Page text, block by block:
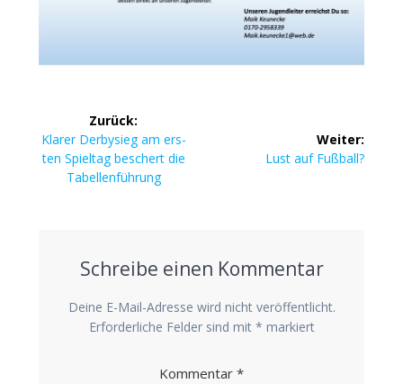
Beitragsnavigation
Zurück:
Vorheriger
Beitrag:
Kla­rer Der­by­sieg am ers­
ten Spiel­tag beschert die
Tabellenführung
Weiter:
Nächster
Lust auf Fußball?
Schreibe einen Kommentar
Deine E-Mail-Adresse wird nicht veröffentlicht.
Erforderliche Felder sind mit * markiert
Kommentar *